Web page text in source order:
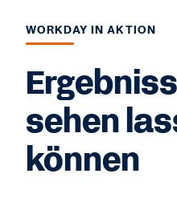
WORKDAY IN AKTION
sehen
können